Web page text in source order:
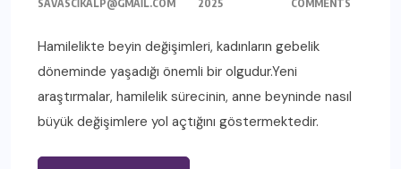
SAVASCIKALP@GMAIL.COM 2025 COMMENTS
Hamilelikte beyin değişimleri, kadınların gebelik
döneminde yaşadığı önemli bir olgudur.Yeni
araştırmalar, hamilelik sürecinin, anne beyninde nasıl
büyük değişimlere yol açtığını göstermektedir.